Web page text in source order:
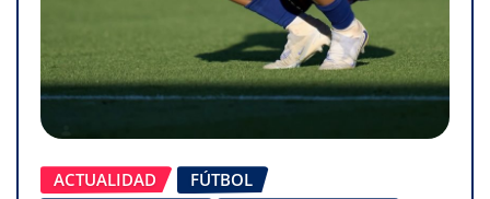
ACTUALIDAD
FÚTBOL